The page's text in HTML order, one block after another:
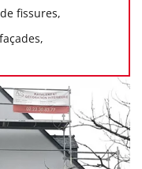
fissures,